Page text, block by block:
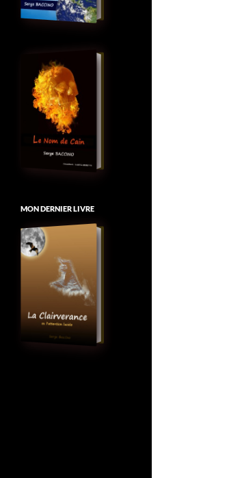
MON DERNIER LIVRE